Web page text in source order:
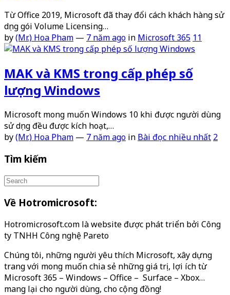
Từ Office 2019, Microsoft đã thay đổi cách khách hàng sử
dụng gói Volume Licensing…
by(Mr.) Hoa Pham — 7 năm ago in Microsoft 365 11
MAK và KMS trong cấp phép số
lượng Windows
Microsoft mong muốn Windows 10 khi được người dùng
sử dụng đều được kích hoạt,…
by(Mr.) Hoa Pham — 7 năm ago in Bài đọc nhiều nhất 2
Tìm kiếm
Về Hotromicrosoft:
Hotromicrosoft.com là website được phát triển bởi Công
ty TNHH Công nghệ Pareto
Chúng tôi, những người yêu thích Microsoft, xây dựng
trang với mong muốn chia sẻ những giá trị, lợi ích từ
Microsoft 365 – Windows – Office – Surface – Xbox…
mang lại cho người dùng, cho cộng đồng!